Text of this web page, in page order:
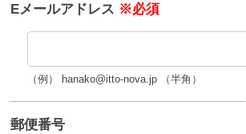
Eメールアドレス ※必須
（例） hanako@itto-nova.jp （半角）
郵便番号